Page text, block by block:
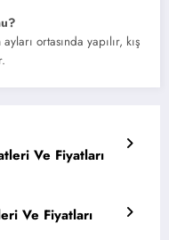
ayları ortasında yapılır, kış
Ve Fiyatları
Ve Fiyatları